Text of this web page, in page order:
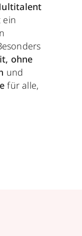
ein
ohne
und
für alle,